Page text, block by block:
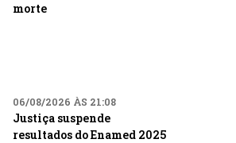
morte
06/08/2026 ÀS 21:08
Justiça suspende
resultados do Enamed 2025